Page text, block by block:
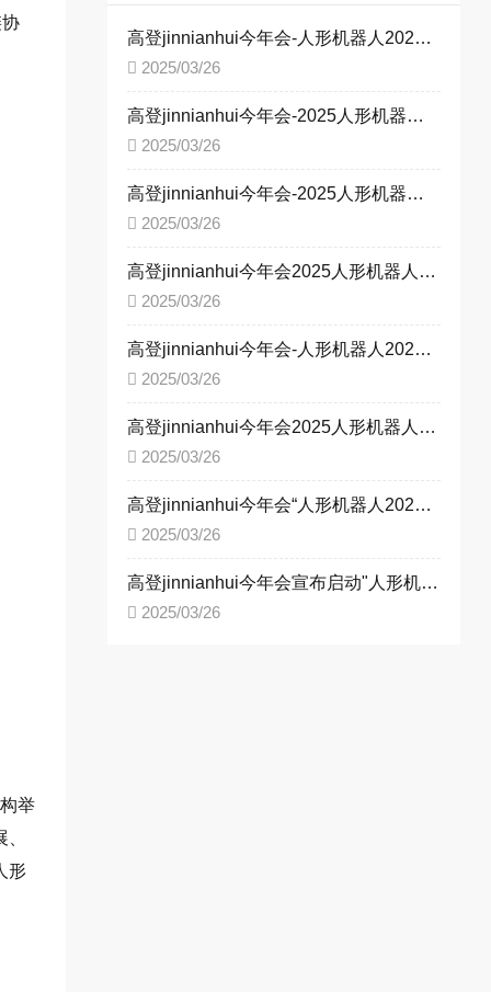
举
形
高登jinnianhui今年会-人形机器人2025全国巡展即将启动
2025/03/26
高登jinnianhui今年会-2025人形机器人展全国巡展启幕
2025/03/26
高登jinnianhui今年会-2025人形机器人全国巡展盛大启幕，引领新型工业化变革
2025/03/26
高登jinnianhui今年会2025人形机器人全国巡展正式启动：四城联动，共启工业智能新时代
2025/03/26
高登jinnianhui今年会-人形机器人2025全国巡展正式启动 多城联动共探智能未来
2025/03/26
高登jinnianhui今年会2025人形机器人全国巡展启幕：四城接力，驱动工业智能化转型 ——以技术革新赋能新型工业化，构建产业生态新格局
2025/03/26
高登jinnianhui今年会“人形机器人2025全国巡展”启幕，四城联动赋能新型工业化
2025/03/26
高登jinnianhui今年会宣布启动"人形机器人2025全国巡展" --助力新型工业化进程
2025/03/26